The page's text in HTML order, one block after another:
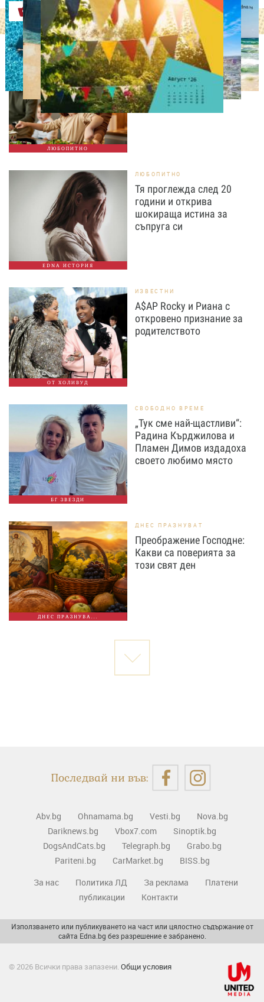
Оферти
ЛЮБОПИТНО
ЛЮБОПИТНО
Тайната на добрата
вечеря не се крие в
сложната рецепта
EDNA ИСТОРИЯ
ЛЮБОПИТНО
Тя проглежда след 20
години и открива
шокираща истина за
съпруга си
ОТ ХОЛИВУД
ИЗВЕСТНИ
A$AP Rocky и Риана с
откровено признание за
родителството
БГ ЗВЕЗДИ
СВОБОДНО ВРЕМЕ
„Тук сме най-щастливи“:
Радина Кърджилова и
Пламен Димов издадоха
своето любимо място
ДНЕС ПРАЗНУВА...
ДНЕС ПРАЗНУВАТ
Преображение Господне:
Какви са поверията за
този свят ден
Последвай ни във:
Abv.bg Ohnamama.bg Vesti.bg
Nova.bg
Dariknews.bg
Vbox7.com
Sinoptik.bg
DogsAndCats.bg
Telegraph.bg
Grabo.bg
Pariteni.bg
CarMarket.bg
BISS.bg
За нас
Политика ЛД За реклама
Платени
публикации
Контакти
Използването или публикуването на част или цялостно съдържание от
сайта Edna.bg без разрешение е забранено.
© 2026 Всички права запазени. Общи условия